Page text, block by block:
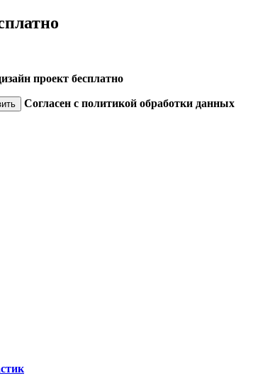
проект бесплатно
Согласен с политикой обработки данных